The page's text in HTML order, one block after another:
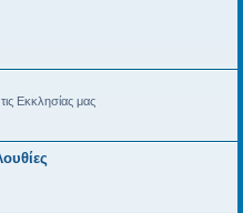
Εκκλησίας μας